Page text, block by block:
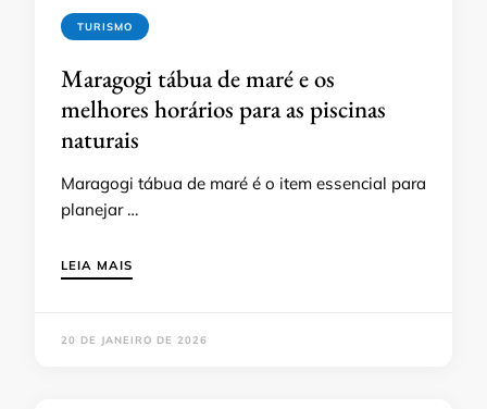
TURISMO
Maragogi tábua de maré e os
melhores horários para as piscinas
naturais
Maragogi tábua de maré é o item essencial para
planejar …
LEIA MAIS
20 DE JANEIRO DE 2026